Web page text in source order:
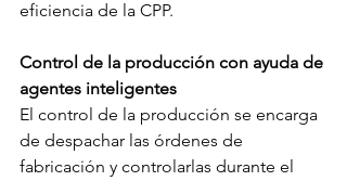
eficiencia de la CPP.
Control de la producción con ayuda de
agentes inteligentes
El control de la producción se encarga
de despachar las órdenes de
fabricación y controlarlas durante el